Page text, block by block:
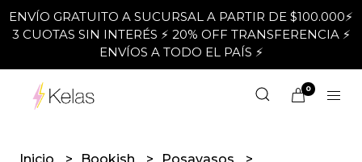
ENVÍO GRATUITO A SUCURSAL A PARTIR DE $100.000⚡
3 CUOTAS SIN INTERÉS ⚡ 20% OFF TRANSFERENCIA ⚡
ENVÍOS A TODO EL PAÍS ⚡
0